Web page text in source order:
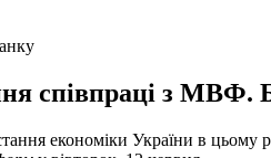
співпраці з МВФ.
економіки України в